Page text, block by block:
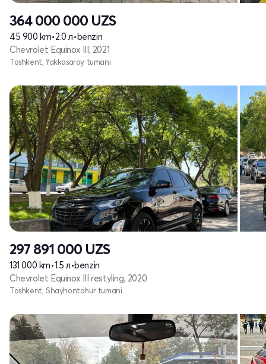
364 000 000 UZS
45 900 km•2.0 л•benzin
Chevrolet Equinox III, 2021
Toshkent, Yakkasaroy tumani
297 891 000 UZS
131 000 km•1.5 л•benzin
Chevrolet Equinox III restyling, 2020
Toshkent, Shayhontohur tumani